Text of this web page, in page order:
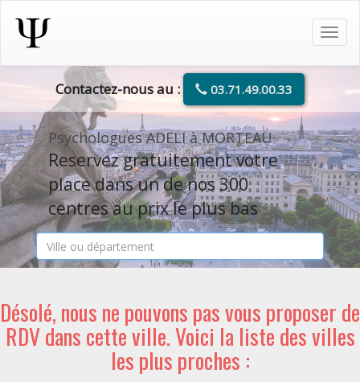
Contactez-nous au : 03.71.49.00.33
Psychologues ADELI à MORTEAU
Reservez gratuitement votre
place dans un de nos 300
centres au prix le plus bas
Désolé, nous ne pouvons pas vous proposer de
RDV dans cette ville. Voici la liste des villes
les plus proches :